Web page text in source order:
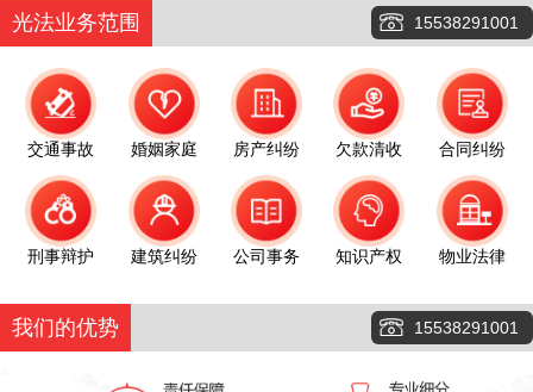
光法业务范围 15538291001
交通事故 婚姻家庭 房产纠纷 欠款清收 合同纠纷
刑事辩护 建筑纠纷 公司事务 知识产权 物业法律
我们的优势 15538291001